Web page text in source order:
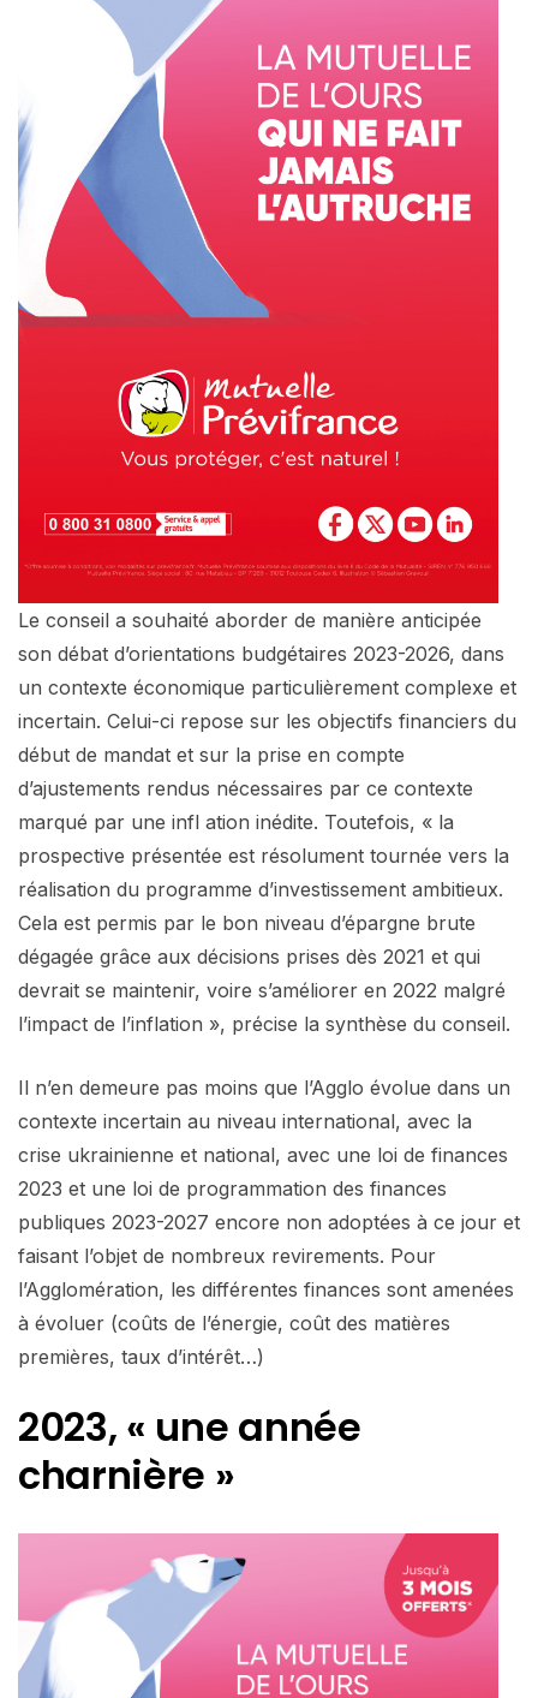
Le conseil a souhaité aborder de manière anticipée
son débat d’orientations budgétaires 2023-2026, dans
un contexte économique particulièrement complexe et
incertain. Celui-ci repose sur les objectifs financiers du
début de mandat et sur la prise en compte
d’ajustements rendus nécessaires par ce contexte
marqué par une infl ation inédite. Toutefois, « la
prospective présentée est résolument tournée vers la
réalisation du programme d’investissement ambitieux.
Cela est permis par le bon niveau d’épargne brute
dégagée grâce aux décisions prises dès 2021 et qui
devrait se maintenir, voire s’améliorer en 2022 malgré
l’impact de l’inflation », précise la synthèse du conseil.
Il n’en demeure pas moins que l’Agglo évolue dans un
contexte incertain au niveau international, avec la
crise ukrainienne et national, avec une loi de finances
2023 et une loi de programmation des finances
publiques 2023-2027 encore non adoptées à ce jour et
faisant l’objet de nombreux revirements. Pour
l’Agglomération, les différentes finances sont amenées
à évoluer (coûts de l’énergie, coût des matières
premières, taux d’intérêt…)
2023, « une année
charnière »